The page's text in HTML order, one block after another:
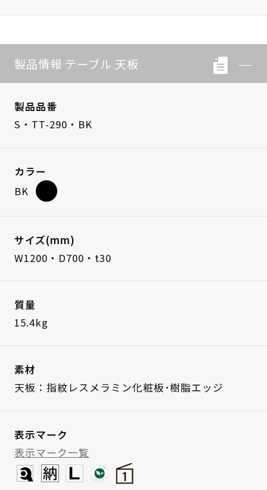
製品情報 テーブル 天板
製品品番
S・TT-290・BK
カラー
BK
サイズ(mm)
W1200・D700・t30
質量
15.4kg
素材
天板：指紋レスメラミン化粧板･樹脂エッジ
表示マーク
表示マーク一覧